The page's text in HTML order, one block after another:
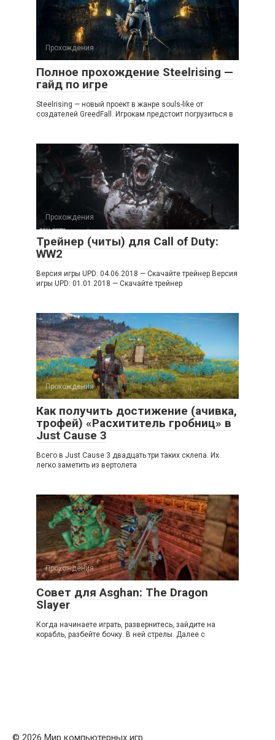
Прохождения
Полное прохождение Steelrising —
гайд по игре
Steelrising — новый проект в жанре souls-like от
создателей GreedFall. Игрокам предстоит погрузиться в
Прохождения
Трейнер (читы) для Call of Duty:
WW2
Версия игры UPD: 04.06.2018 — Скачайте трейнер Версия
игры UPD: 01.01.2018 — Скачайте трейнер
Прохождения
Как получить достижение (ачивка,
трофей) «Расхититель гробниц» в
Just Cause 3
Всего в Just Cause 3 двадцать три таких склепа. Их
легко заметить из вертолета
Прохождения
Совет для Asghan: The Dragon
Slayer
Когда начинаете играть, развернитесь, зайдите на
корабль, разбейте бочку. В ней стрелы. Далее с
© 2026 Мир компьютерных игр